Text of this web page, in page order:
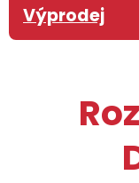
Výprodej